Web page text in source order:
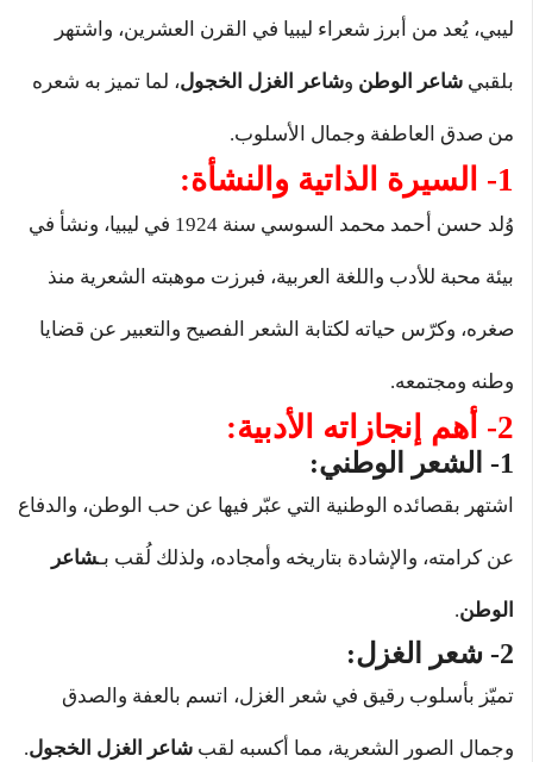
ليبي، يُعد من أبرز شعراء ليبيا في القرن العشرين، واشتهر
بلقبي شاعر الوطن وشاعر الغزل الخجول، لما تميز به شعره
من صدق العاطفة وجمال الأسلوب.
1- السيرة الذاتية والنشأة:
وُلد حسن أحمد محمد السوسي سنة 1924 في ليبيا، ونشأ في
بيئة محبة للأدب واللغة العربية، فبرزت موهبته الشعرية منذ
صغره، وكرّس حياته لكتابة الشعر الفصيح والتعبير عن قضايا
وطنه ومجتمعه.
2- أهم إنجازاته الأدبية:
1- الشعر الوطني:
اشتهر بقصائده الوطنية التي عبّر فيها عن حب الوطن، والدفاع
عن كرامته، والإشادة بتاريخه وأمجاده، ولذلك لُقب بـشاعر
الوطن.
2- شعر الغزل:
تميّز بأسلوب رقيق في شعر الغزل، اتسم بالعفة والصدق
وجمال الصور الشعرية، مما أكسبه لقب شاعر الغزل الخجول.